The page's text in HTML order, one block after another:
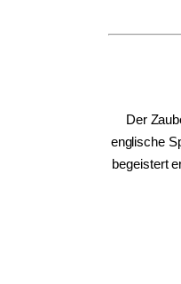
Der
englische
begeistert